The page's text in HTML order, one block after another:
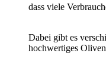
dass viele
Dabei gibt es
hochwertiges